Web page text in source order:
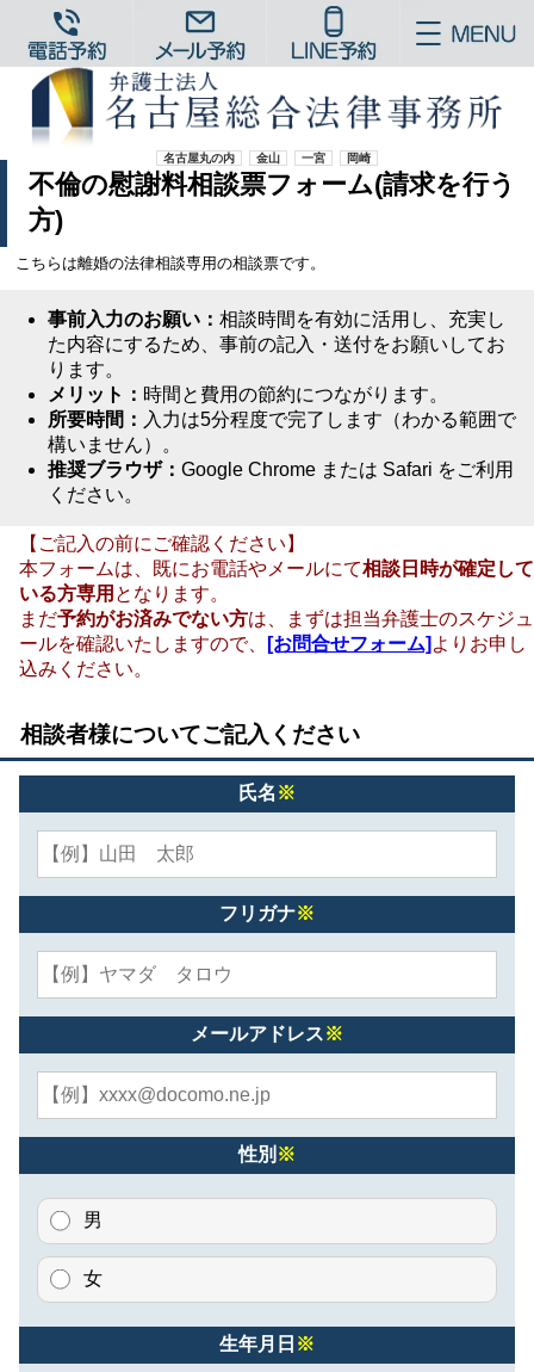
名古屋丸の内 金山 一宮 岡崎
不倫の慰謝料相談票フォーム(請求を行う
方)
こちらは離婚の法律相談専用の相談票です。
事前入力のお願い： 相談時間を有効に活用し、充実し
た内容にするため、事前の記入・送付をお願いしてお
ります。
メリット： 時間と費用の節約につながります。
所要時間： 入力は5分程度で完了します（わかる範囲で
構いません）。
推奨ブラウザ： Google Chrome または Safari をご利用
ください。
【ご記入の前にご確認ください】
本フォームは、既にお電話やメールにて相談日時が確定して
いる方専用 となります。
まだ予約がお済みでない方は、まずは担当弁護士のスケジュ
ールを確認いたしますので、
[お問合せフォーム] よりお申し
込みください。
相談者様についてご記入ください
氏名 ※
フリガナ※
メールアドレス※
性別 ※
男
女
生年月日 ※